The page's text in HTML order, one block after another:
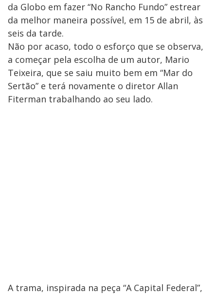
da Globo em fazer “No Rancho Fundo” estrear
da melhor maneira possível, em 15 de abril, às
seis da tarde.
Não por acaso, todo o esforço que se observa,
a começar pela escolha de um autor, Mario
Teixeira, que se saiu muito bem em “Mar do
Sertão” e terá novamente o diretor Allan
Fiterman trabalhando ao seu lado.
A trama, inspirada na peça “A Capital Federal”,